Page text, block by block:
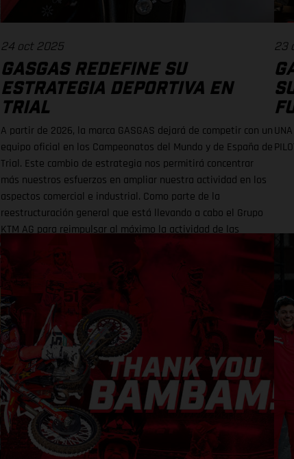
24 oct 2025
GASGAS REDEFINE SU
ESTRATEGIA DEPORTIVA EN
TRIAL
A partir de 2026, la marca GASGAS dejará de competir con un
equipo oficial en los Campeonatos del Mundo y de España de
Trial. Este cambio de estrategia nos permitirá concentrar
más nuestros esfuerzos en ampliar nuestra actividad en los
aspectos comercial e industrial. Como parte de la
reestructuración general que está llevando a cabo el Grupo
KTM AG para reimpulsar al máximo la actividad de las
diferentes marcas del conglomerado empresarial austriaco, y
del cual forma parte importante GASGAS, se ha acordado no
participar en 2026 con un equipo oficial de la marca en la
disciplina del trial, tanto en el Campeonato del Mundo como
en el Campeonato de España. Esta decisión se ha tomado
con el objetivo de poder concentrar todos los esfuerzos,
tanto económicos como humanos, en el actual desarrollo de
la actividad productiva y comercial, aspectos clave para el
futuro de la marca. Esta nueva estrategia no supone una
retirada total de la actividad deportiva: GASGAS mantendrá
su presencia en competición a través de un apoyo directo a
pilotos y equipos privados que participen con nuestras
motocicletas. Esto se llevará a cabo mediante diferentes
23